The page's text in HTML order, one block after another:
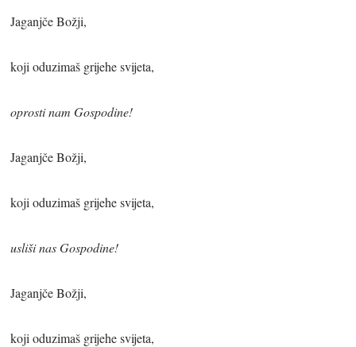
Jaganjče Božji,
koji oduzimaš grijehe svijeta,
oprosti nam Gospodine!
Jaganjče Božji,
koji oduzimaš grijehe svijeta,
usliši nas Gospodine!
Jaganjče Božji,
koji oduzimaš grijehe svijeta,